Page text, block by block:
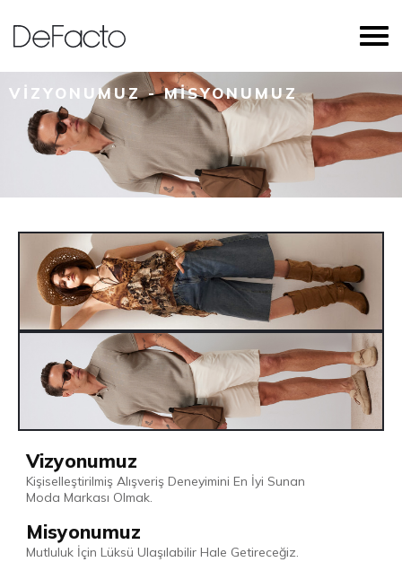
VIZYONUMUZ - MISYONUMUZ
Vizyonumuz
Kişiselleştirilmiş Alışveriş Deneyimini En İyi Sunan
Moda Markası Olmak.
Misyonumuz
Mutluluk İçin Lüksü Ulaşılabilir Hale Getireceğiz.